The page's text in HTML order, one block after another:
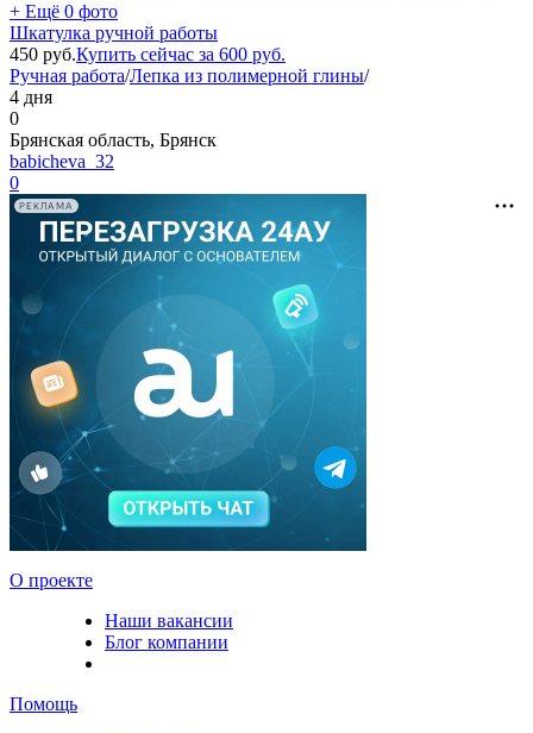
+ Ещё 0 фото
Шкатулка ручной работы
450 руб.Купить сейчас за 600 руб.
Ручная работа/Лепка из полимерной глины/
4 дня
0
Брянская область, Брянск
babicheva_32
0
РЕКЛАМА
О проекте
Наши вакансии
Блог компании
Помощь